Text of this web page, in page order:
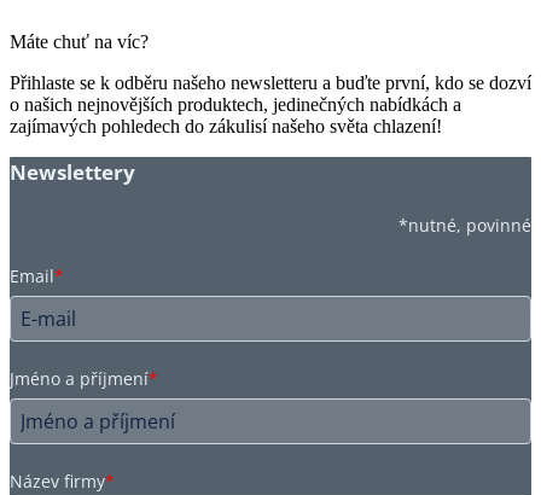
Máte chuť na víc?
Přihlaste se k odběru našeho newsletteru a buďte první, kdo se dozví
o našich nejnovějších produktech, jedinečných nabídkách a
zajímavých pohledech do zákulisí našeho světa chlazení!
Newslettery
*nutné, povinné
Email*
Jméno a příjmení*
Název firmy*